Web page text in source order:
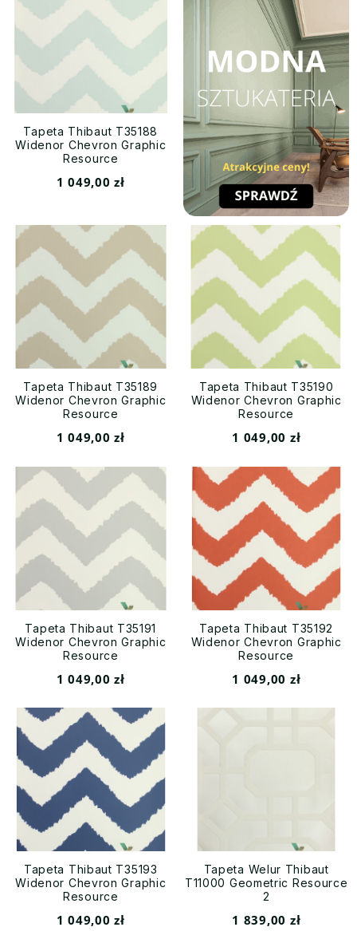
Tapeta Thibaut T35188
Widenor Chevron Graphic
Resource
1 049,00 zł
Tapeta Thibaut T35189
Widenor Chevron Graphic
Resource
1 049,00 zł
Tapeta Thibaut T35190
Widenor Chevron Graphic
Resource
1 049,00 zł
Tapeta Thibaut T35191
Widenor Chevron Graphic
Resource
1 049,00 zł
Tapeta Thibaut T35192
Widenor Chevron Graphic
Resource
1 049,00 zł
Tapeta Thibaut T35193
Widenor Chevron Graphic
Resource
1 049,00 zł
Tapeta Welur Thibaut
T11000 Geometric Resource
2
1 839,00 zł